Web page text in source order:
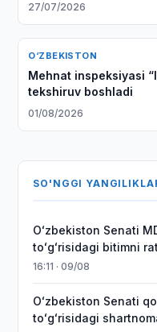
27/07/2026
O‘ZBEKISTON
Mehnat inspeksiyasi
tekshiruv boshladi
01/08/2026
SO'NGGI
Oʻzbekiston Senati
toʻgʻrisidagi bitimni
16:11 · 09/08
Oʻzbekiston Senati
toʻgʻrisidagi